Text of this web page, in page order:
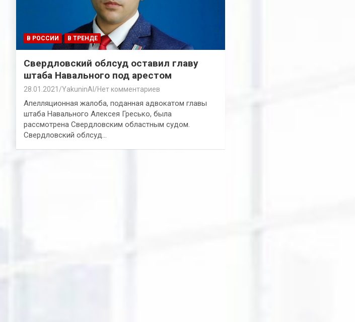
В РОССИИ В ТРЕНДЕ
Свердловский облсуд оставил главу
штаба Навального под арестом
28.01.2021 YakuninAI Нет комментариев
Апелляционная жалоба, поданная адвокатом главы
штаба Навального Алексея Гресько, была
рассмотрена Свердловским областным судом.
Свердловский облсуд…